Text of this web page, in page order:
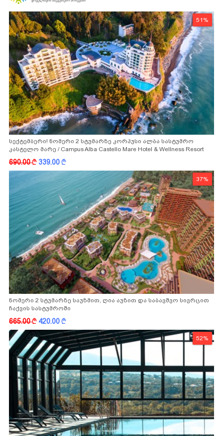
51%
სექტემბერი! ნომერი 2 სტუმარზე კორპუსი ალბა სასტუმრო
კასტელო მარე / Campus Alba Castello Mare Hotel & Wellness Resort
690.00k 339.00k
37%
ნომერი 2 სტუმარზე საუზმით, ღია აუზით და საბავშვო სივრცით
ჩაქვის სასტუმროში
665.00k 420.00k
52%